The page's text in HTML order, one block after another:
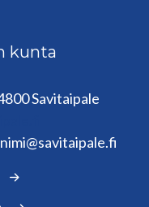
kunta
Savitaipale